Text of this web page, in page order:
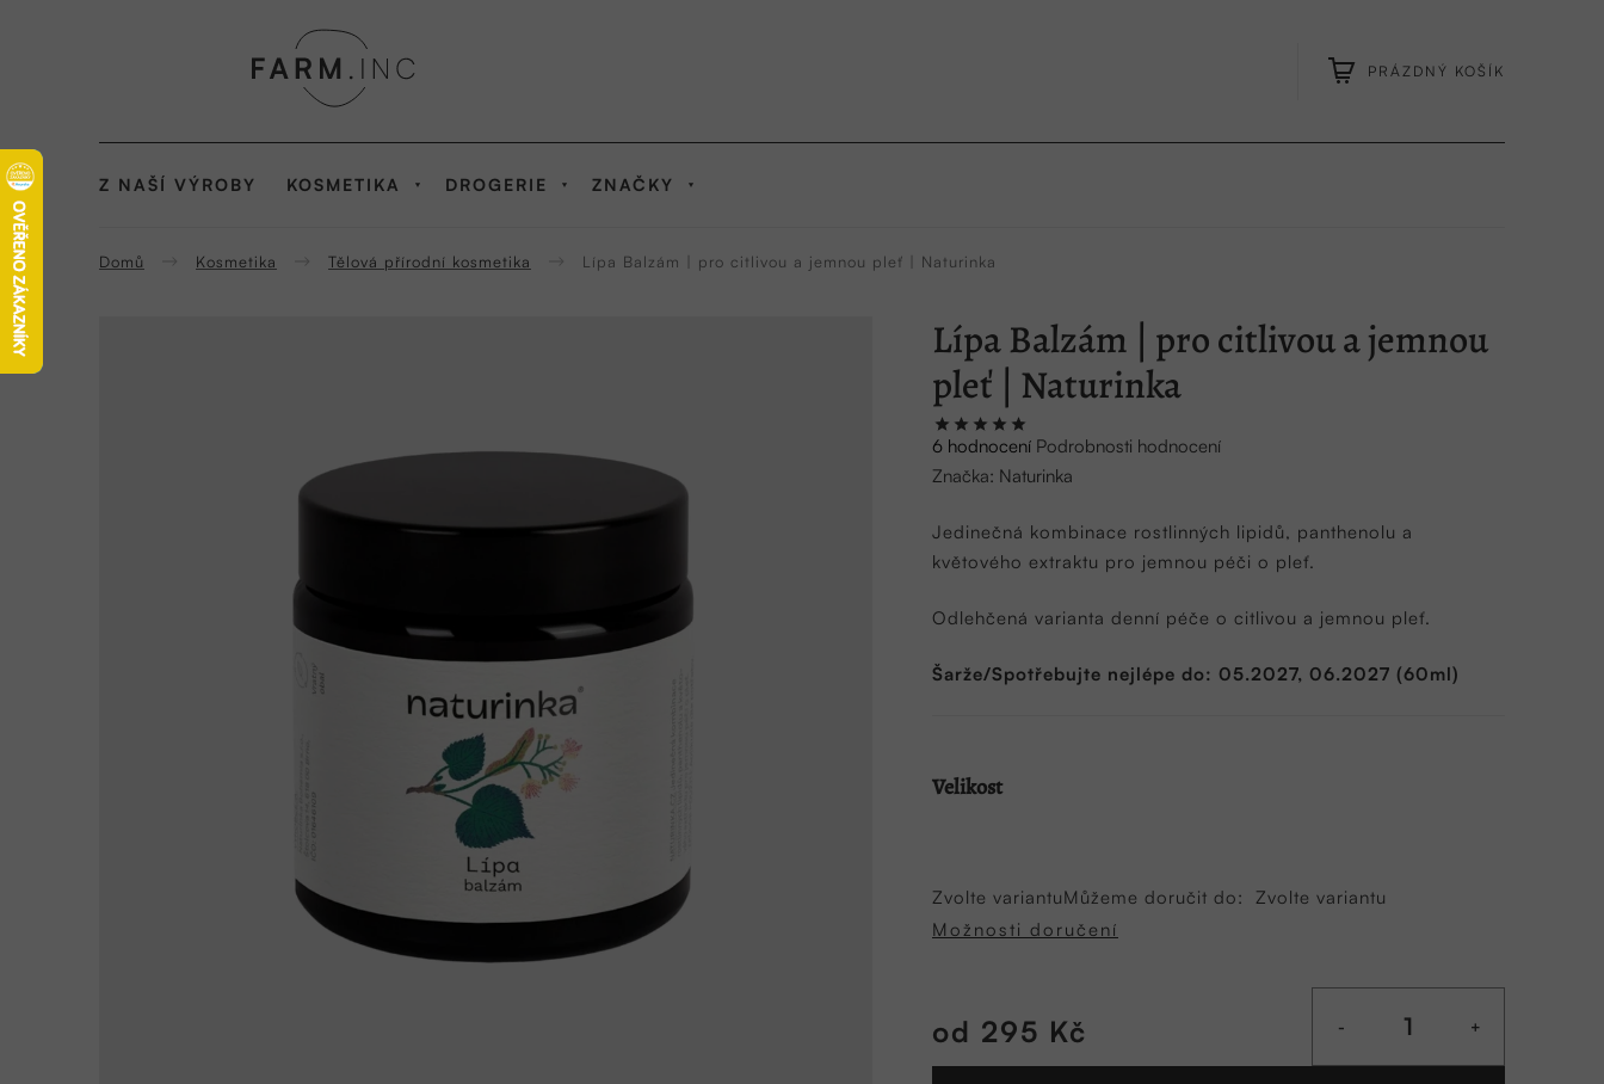
PRÁZDNÝ KOŠÍK
Z NAŠÍ VÝROBY KOSMETIKA DROGERIE ZNAČKY
Domů Kosmetika Tělová přírodní kosmetika Lípa Balzám | pro citlivou a jemnou pleť | Naturinka
Lípa Balzám | pro citlivou a jemnou
pleť | Naturinka
Průměrné
hodnocení
produktu
5
6 hodnocení Podrobnosti hodnocení
Značka: Naturinka
Jedinečná kombinace rostlinných lipidů, panthenolu a
květového extraktu pro jemnou péči o pleť.
Odlehčená varianta denní péče o citlivou a jemnou pleť.
Šarže/Spotřebujte nejlépe do: 05.2027, 06.2027 (60ml)
Velikost
Zvolte variantuMůžeme doručit do:
Zvolte variantu
Možnosti doručení
od 295 Kč